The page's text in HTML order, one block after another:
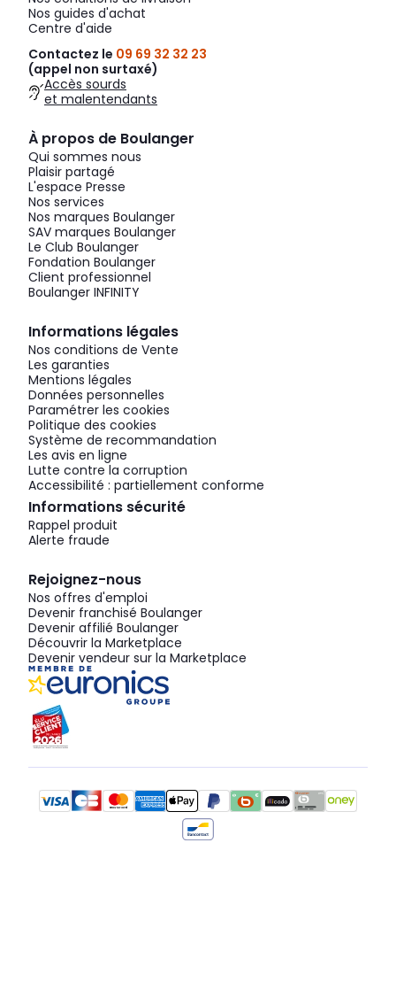
Nos guides d'achat
Centre d'aide
Contactez le 09 69 32 32 23
(appel non surtaxé)
Accès sourds
et malentendants
À propos de Boulanger
Qui sommes nous
Plaisir partagé
L'espace Presse
Nos services
Nos marques Boulanger
SAV marques Boulanger
Le Club Boulanger
Fondation Boulanger
Client professionnel
Boulanger INFINITY
Informations légales
Nos conditions de Vente
Les garanties
Mentions légales
Données personnelles
Paramétrer les cookies
Politique des cookies
Système de recommandation
Les avis en ligne
Lutte contre la corruption
Accessibilité : partiellement conforme
Informations sécurité
Rappel produit
Alerte fraude
Rejoignez-nous
Nos offres d'emploi
Devenir franchisé Boulanger
Devenir affilié Boulanger
Découvrir la Marketplace
Devenir vendeur sur la Marketplace